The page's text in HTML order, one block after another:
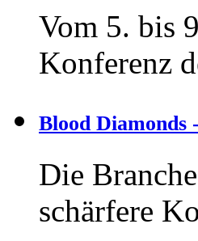
Vom 5. bis
Konferenz
Blood
Die
schärfere